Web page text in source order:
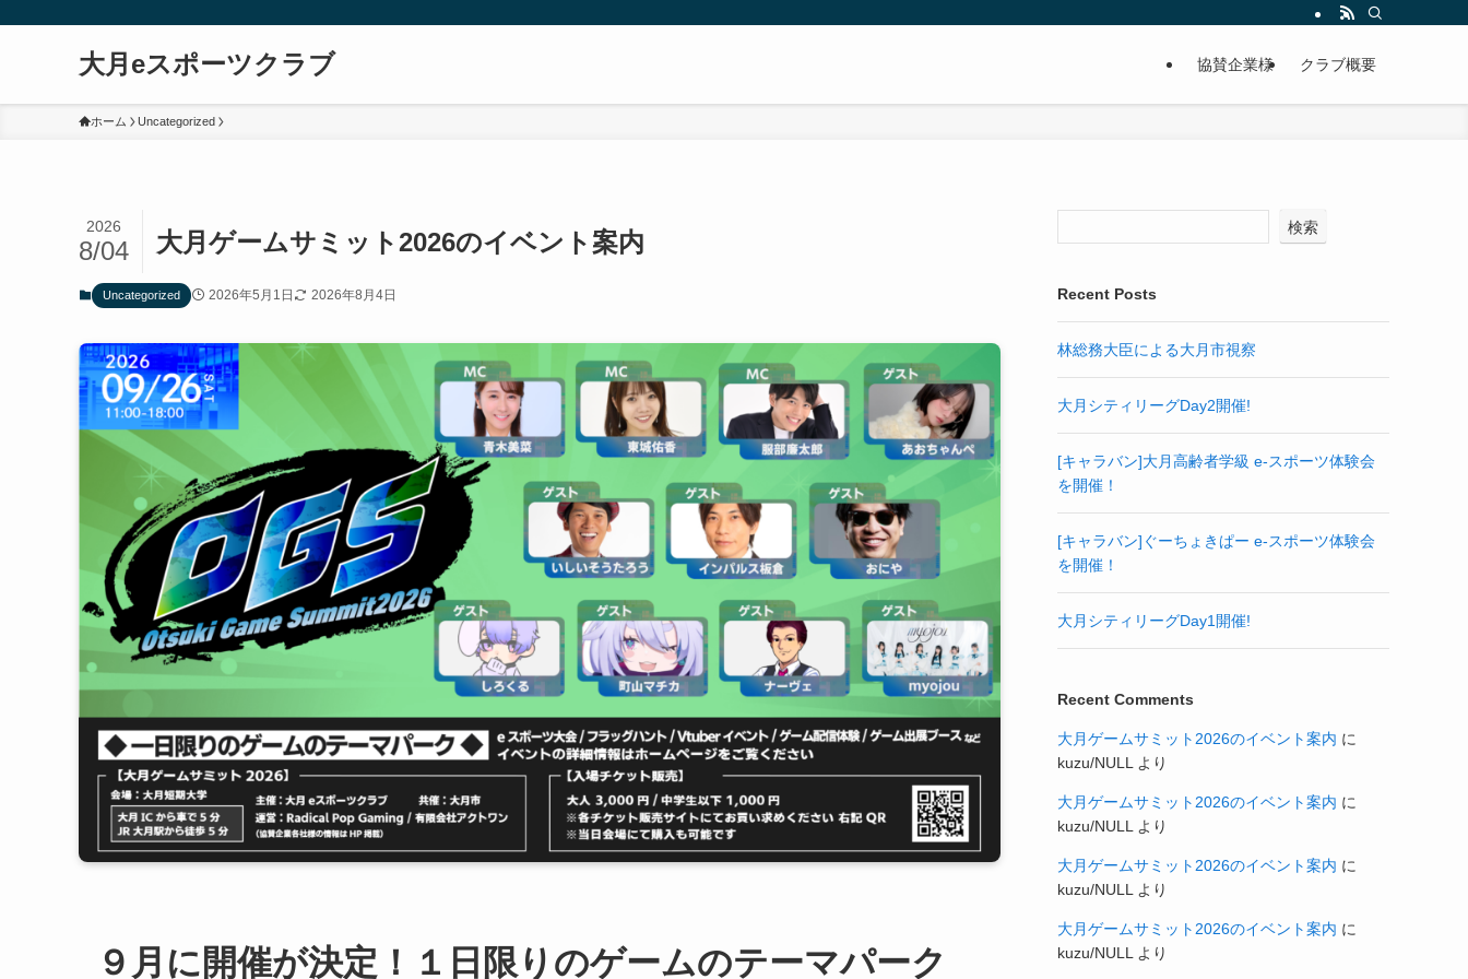
大月eスポーツクラブ 協賛企業様 クラブ概要
ホーム Uncategorized
大月ゲームサミット2026のイベント案内
2026
8/04
Uncategorized 2026年5月1日 2026年8月4日
９月に開催が決定！１日限りのゲームのテーマパーク
検索
Recent Posts
林総務大臣による大月市視察
大月シティリーグDay2開催!
[キャラバン]大月高齢者学級 e-スポーツ体験会
を開催！
[キャラバン]ぐーちょきぱー e-スポーツ体験会
を開催！
大月シティリーグDay1開催!
Recent Comments
大月ゲームサミット2026のイベント案内 に
kuzu/NULL
より
大月ゲームサミット2026のイベント案内 に
kuzu/NULL
より
大月ゲームサミット2026のイベント案内 に
kuzu/NULL
より
大月ゲームサミット2026のイベント案内 に
kuzu/NULL
より